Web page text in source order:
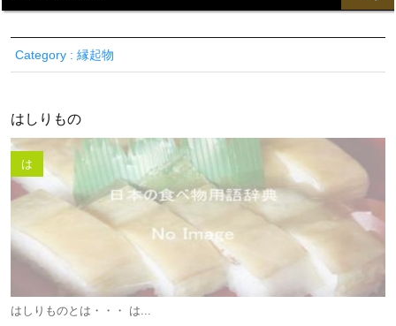
Category : 縁起物
はしりもの
は
はしりものとは・・・ は...